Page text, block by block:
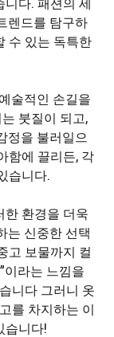
렌드를 탐구하
수 있는 독특한
술적인 손길을
붓질이 되고,
정을 불러일으
함에 끌리든, 각
습니다.
한 환경을 더욱
는 신중한 선택
고 보물까지 컬
이라는 느낌을
니다 그러니 옷
를 차지하는 이
습니다!